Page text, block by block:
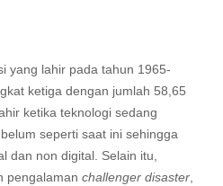
yang lahir pada tahun 1965-
ketiga dengan jumlah 58,65
ketika teknologi sedang
seperti saat ini sehingga
dan non digital. Selain itu,
pengalaman challenger disaster,